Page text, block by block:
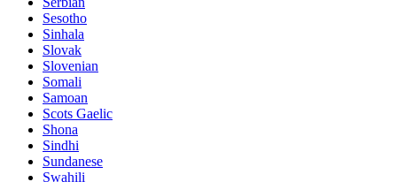
Sesotho
Sinhala
Slovak
Slovenian
Somali
Samoan
Scots Gaelic
Shona
Sindhi
Sundanese
Swahili